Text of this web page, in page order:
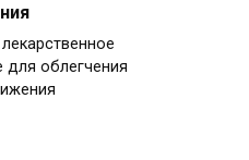
для облегчения